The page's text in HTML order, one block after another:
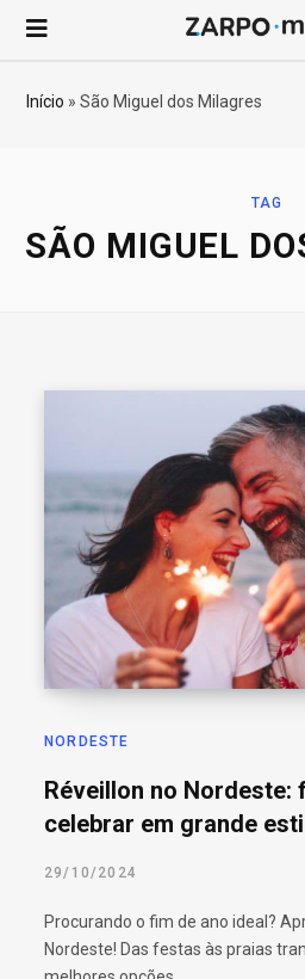
Início »São Miguel dos Milagres
TAG
SÃO MIGUEL
NORDESTE
Réveillon no Nordeste:
celebrar em grande
29/10/2024
Procurando o fim de ano ideal?
Nordeste! Das festas às praias